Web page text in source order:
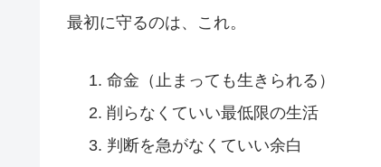
最初に守るのは、これ。
命金（止まっても生きられる）
削らなくていい最低限の生活
判断を急がなくていい余白